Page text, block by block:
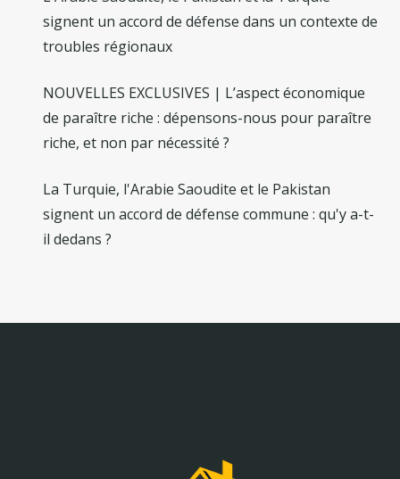
signent un accord de défense dans un contexte de
troubles régionaux
NOUVELLES EXCLUSIVES | L’aspect économique
de paraître riche : dépensons-nous pour paraître
riche, et non par nécessité ?
La Turquie, l'Arabie Saoudite et le Pakistan
signent un accord de défense commune : qu'y a-t-
il dedans ?